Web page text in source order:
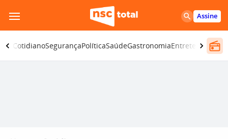
para
o
conteúdo
Assine
CotidianoSegurançaPolíticaSaúdeGastronomiaEntretenimento